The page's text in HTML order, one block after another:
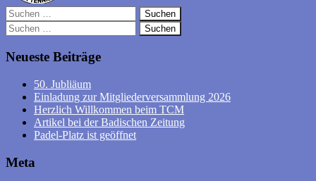
Suchen
nach:
Suchen
nach:
Neueste Beiträge
50. Jubliäum
Einladung zur Mitgliederversammlung 2026
Herzlich Willkommen beim TCM
Artikel bei der Badischen Zeitung
Padel-Platz ist geöffnet
Meta